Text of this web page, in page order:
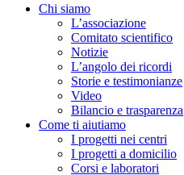
Chi siamo
L’associazione
Comitato scientifico
Notizie
L’angolo dei ricordi
Storie e testimonianze
Video
Bilancio e trasparenza
Come ti aiutiamo
I progetti nei centri
I progetti a domicilio
Corsi e laboratori